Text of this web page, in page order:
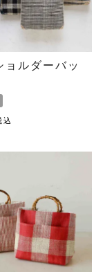
ョルダーバッ
込